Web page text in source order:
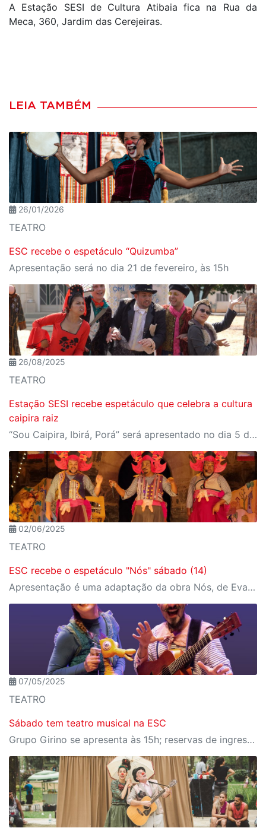
A Estação SESI de Cultura Atibaia fica na Rua da
Meca, 360, Jardim das Cerejeiras.
LEIA TAMBÉM
26/01/2026
TEATRO
ESC recebe o espetáculo “Quizumba”
Apresentação será no dia 21 de fevereiro, às 15h
26/08/2025
TEATRO
Estação SESI recebe espetáculo que celebra a cultura
caipira raiz
“Sou Caipira, Ibirá, Porá” será apresentado no dia 5 de setembro, às 14h
02/06/2025
TEATRO
ESC recebe o espetáculo "Nós" sábado (14)
Apresentação é uma adaptação da obra Nós, de Eva Furnari
07/05/2025
TEATRO
Sábado tem teatro musical na ESC
Grupo Girino se apresenta às 15h; reservas de ingressos no Meu SESI